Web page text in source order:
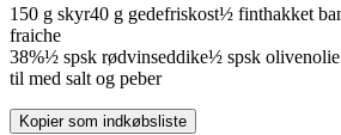
150 g skyr40 g gedefriskost½ finthakket
fraiche
38%½ spsk rødvinseddike½ spsk olivenolie
til med salt og peber
Kopier som indkøbsliste